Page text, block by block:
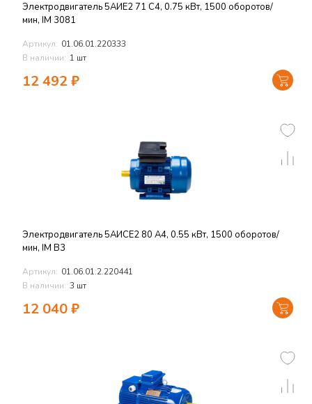
Электродвигатель 5АИЕ2 71 C4, 0.75 кВт, 1500 оборотов/
мин, IM 3081
Артикул: 01.06.01.220333
В наличии: 1 шт
12 492₽
Электродвигатель 5АИСЕ2 80 A4, 0.55 кВт, 1500 оборотов/
мин, IM B3
Артикул: 01.06.01.2.220441
В наличии: 3 шт
12 040₽